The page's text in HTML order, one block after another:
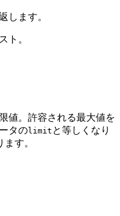
します。
ト。
値。許容される最大値を
タのlimit と等しくなり
す。